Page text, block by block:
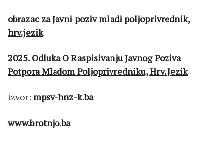
obrazac za Javni poziv mladi poljoprivrednik,
hrv.jezik
2025. Odluka O Raspisivanju Javnog Poziva
Potpora Mladom Poljoprivredniku, Hrv. Jezik
Izvor: mpsv-hnz-k.ba
www.brotnjo.ba